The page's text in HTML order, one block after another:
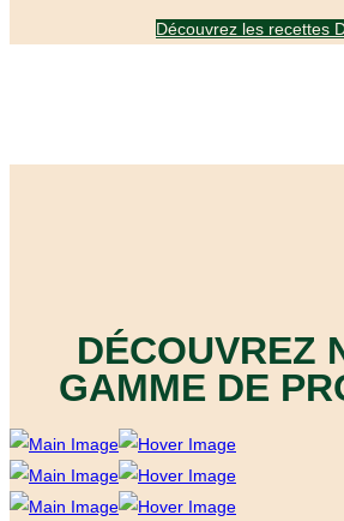
Découvrez les recettes
DÉCOUVREZ
GAMME DE